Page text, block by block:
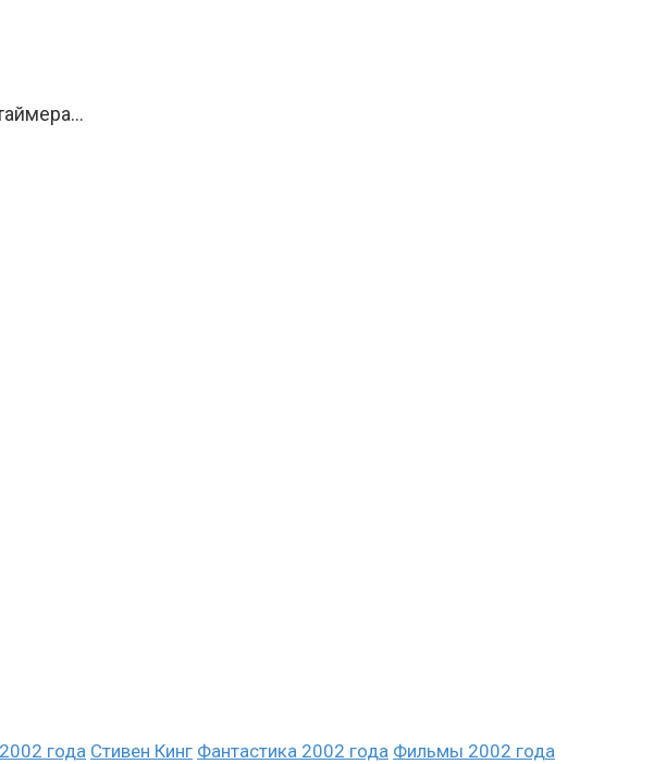
года Стивен Кинг Фантастика 2002 года Фильмы 2002 года